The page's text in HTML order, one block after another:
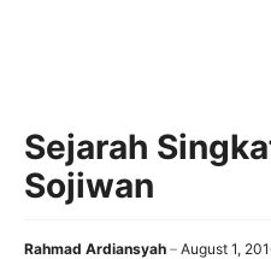
Sejarah
Sojiwan
Rahmad Ardiansyah August 1,